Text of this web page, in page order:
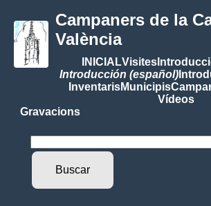
Campaners de la
València
INICIALVisites
Introducción (español)
InventarisMunicipis
Vídeos
Gravacions